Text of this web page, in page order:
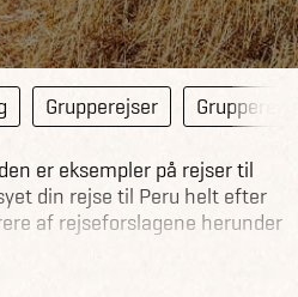
Grupperejser
er eksempler på rejser til
din rejse til Peru helt efter
af rejseforslagene herunder
og lad os sammen